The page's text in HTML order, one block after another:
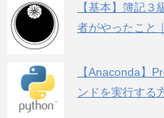
【基本】簿記
者がやったこと
【Anaconda】
ンドを実行する